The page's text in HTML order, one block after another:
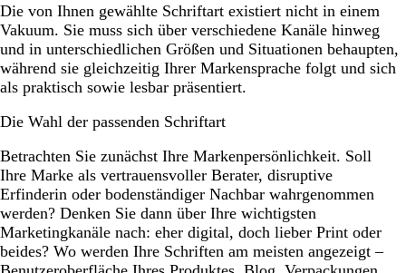
Die von Ihnen gewählte Schriftart existiert nicht in einem
Vakuum. Sie muss sich über verschiedene Kanäle hinweg
und in unterschiedlichen Größen und Situationen behaupten,
während sie gleichzeitig Ihrer Markensprache folgt und sich
als praktisch sowie lesbar präsentiert.
Die Wahl der passenden Schriftart
Betrachten Sie zunächst Ihre Markenpersönlichkeit. Soll
Ihre Marke als vertrauensvoller Berater, disruptive
Erfinderin oder bodenständiger Nachbar wahrgenommen
werden? Denken Sie dann über Ihre wichtigsten
Marketingkanäle nach: eher digital, doch lieber Print oder
beides? Wo werden Ihre Schriften am meisten angezeigt –